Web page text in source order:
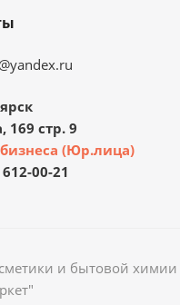
169 стр. 9
(Юр.лица)
00-21
и бытовой химии